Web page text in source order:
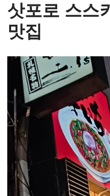
기
삿포로 스스
맛집